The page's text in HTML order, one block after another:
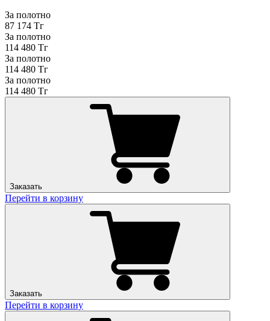
За полотно
87 174 Тг
За полотно
114 480 Тг
За полотно
114 480 Тг
За полотно
114 480 Тг
Заказать
Перейти в корзину
Заказать
Перейти в корзину